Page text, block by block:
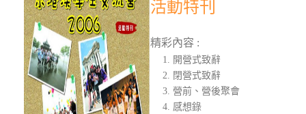
活動特刊
精彩內容 :
開營式致辭
閉營式致辭
營前、營後聚會
感想錄